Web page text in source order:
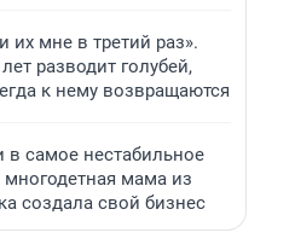
их мне в третий раз».
разводит голубей,
к нему возвращаются
самое нестабильное
многодетная мама из
создала свой бизнес